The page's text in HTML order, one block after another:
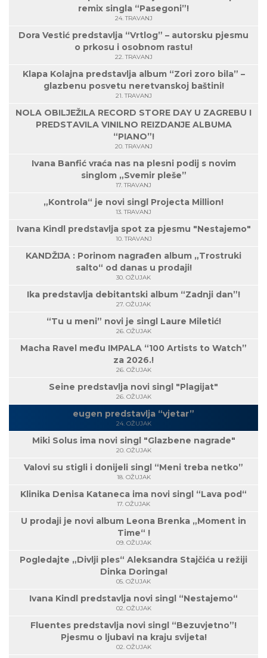
remix singla “Pasegoni”!
24. TRAVANJ
Dora Vestić predstavlja “Vrtlog” – autorsku pjesmu
o prkosu i osobnom rastu!
22. TRAVANJ
Klapa Kolajna predstavlja album “Zori zoro bila” –
glazbenu posvetu neretvanskoj baštini!
21. TRAVANJ
NOLA OBILJEŽILA RECORD STORE DAY U ZAGREBU I
PREDSTAVILA VINILNO REIZDANJE ALBUMA
“PIANO”!
20. TRAVANJ
Ivana Banfić vraća nas na plesni podij s novim
singlom „Svemir pleše”
17. TRAVANJ
„Kontrola“ je novi singl Projecta Million!
13. TRAVANJ
Ivana Kindl predstavlja spot za pjesmu "Nestajemo"
10. TRAVANJ
KANDŽIJA : Porinom nagrađen album „Trostruki
salto“ od danas u prodaji!
30. OŽUJAK
Ika predstavlja debitantski album “Zadnji dan”!
27. OŽUJAK
“Tu u meni” novi je singl Laure Miletić!
26. OŽUJAK
Macha Ravel među IMPALA “100 Artists to Watch”
za 2026.!
26. OŽUJAK
Seine predstavlja novi singl "Plagijat"
26. OŽUJAK
eugen predstavlja “vjetar”
24. OŽUJAK
Miki Solus ima novi singl "Glazbene nagrade"
20. OŽUJAK
Valovi su stigli i donijeli singl “Meni treba netko”
18. OŽUJAK
Klinika Denisa Kataneca ima novi singl “Lava pod“
17. OŽUJAK
U prodaji je novi album Leona Brenka „Moment in
Time“ !
09. OŽUJAK
Pogledajte „Divlji ples“ Aleksandra Stajčića u režiji
Dinka Doringa!
05. OŽUJAK
Ivana Kindl predstavlja novi singl “Nestajemo“
02. OŽUJAK
Fluentes predstavlja novi singl “Bezuvjetno”!
Pjesmu o ljubavi na kraju svijeta!
02. OŽUJAK